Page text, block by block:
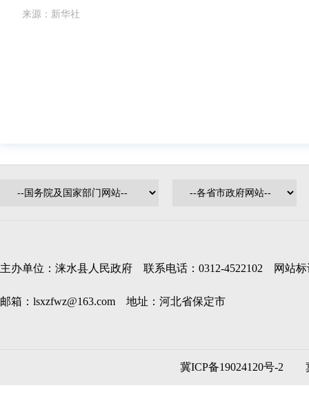
来源：新华社
主办单位：涞水县人民政府 联系电话：0312-4522102 网站标
邮箱：lsxzfwz@163.com 地址：河北省保定市
冀ICP备19024120号-2